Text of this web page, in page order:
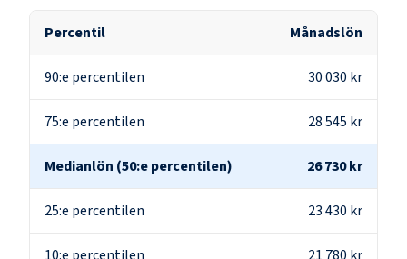
Percentil Månadslön
90:e percentilen 30 030 kr
75:e percentilen 28 545 kr
Medianlön (50:e percentilen) 26 730 kr
25:e percentilen 23 430 kr
10:e percentilen 21 780 kr